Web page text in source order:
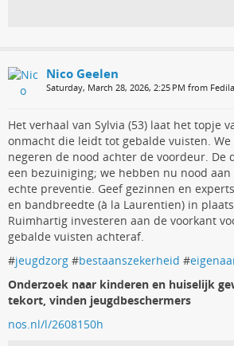
Nico Geelen
Saturday, March 28, 2026, 2:25 PM from
Het verhaal van Sylvia (53) laat het topje
onmacht die leidt tot gebalde vuisten.
negeren de nood achter de voordeur. De
een bezuiniging; we hebben nu nood
echte preventie. Geef gezinnen en
en bandbreedte (à la Laurentien) in
Ruimhartig investeren aan de voorkant
gebalde vuisten achteraf.
#jeugdzorg #bestaanszekerheid #
Onderzoek naar kinderen en huiselijk
tekort, vinden jeugdbeschermers
nos.nl/l/2608150h